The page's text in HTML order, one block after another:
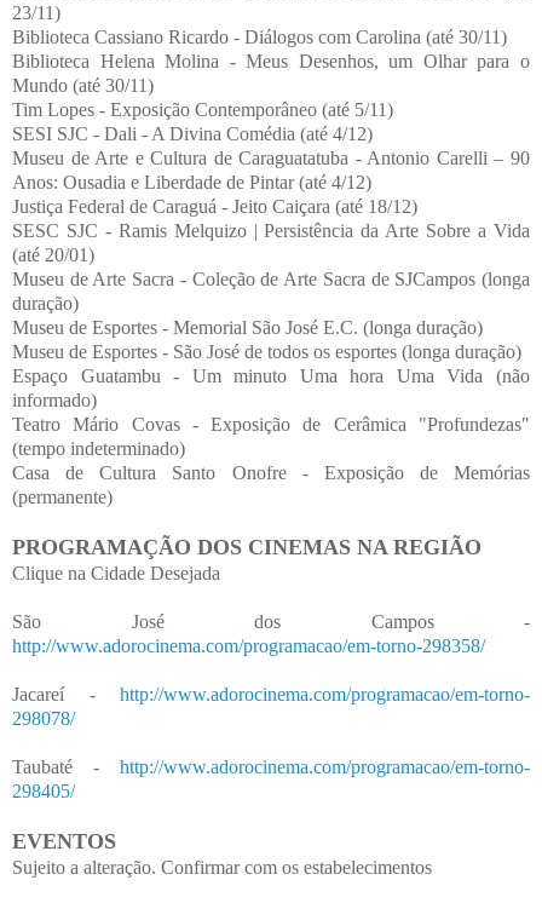
23/11)
Biblioteca Cassiano Ricardo - Diálogos com Carolina (até 30/11)
Biblioteca Helena Molina - Meus Desenhos, um Olhar para o
Mundo (até 30/11)
Tim Lopes - Exposição Contemporâneo (até 5/11)
SESI SJC - Dali - A Divina Comédia (até 4/12)
Museu de Arte e Cultura de Caraguatatuba - Antonio Carelli – 90
Anos: Ousadia e Liberdade de Pintar (até 4/12)
Justiça Federal de Caraguá - Jeito Caiçara (até 18/12)
SESC SJC - Ramis Melquizo | Persistência da Arte Sobre a Vida
(até 20/01)
Museu de Arte Sacra - Coleção de Arte Sacra de SJCampos (longa
duração)
Museu de Esportes - Memorial São José E.C. (longa duração)
Museu de Esportes - São José de todos os esportes (longa duração)
Espaço Guatambu - Um minuto Uma hora Uma Vida (não
informado)
Teatro Mário Covas - Exposição de Cerâmica "Profundezas"
(tempo indeterminado)
Casa de Cultura Santo Onofre - Exposição de Memórias
(permanente)
PROGRAMAÇÃO DOS CINEMAS NA REGIÃO
Clique na Cidade Desejada
São José dos Campos -
http://www.adorocinema.com/programacao/em-torno-298358/
Jacareí - http://www.adorocinema.com/programacao/em-torno-
298078/
Taubaté - http://www.adorocinema.com/programacao/em-torno-
298405/
EVENTOS
Sujeito a alteração. Confirmar com os estabelecimentos